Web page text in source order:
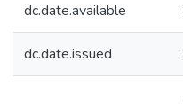
dc.date.available
dc.date.issued